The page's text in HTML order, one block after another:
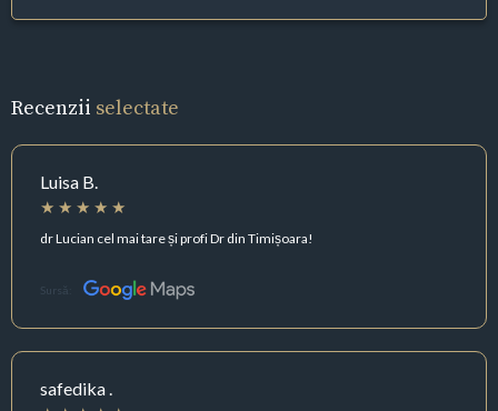
Recenzii selectate
Luisa B.
dr Lucian cel mai tare și profi Dr din Timișoara!
Sursă:
safedika .